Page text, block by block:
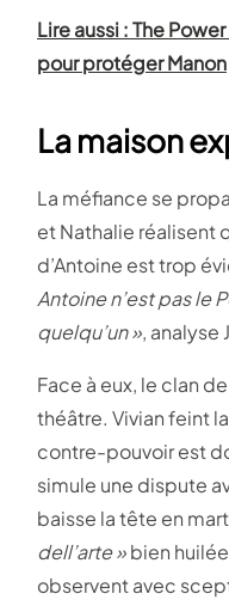
Lire aussi : The
pour protéger Manon
La maison
La méfiance se
et Nathalie réalisent
d’Antoine est trop
Antoine n’est pas le
quelqu’un », analyse
Face à eux, le clan
théâtre. Vivian feint
contre-pouvoir est
simule une dispute
baisse la tête en
dell’arte »bien
observent avec